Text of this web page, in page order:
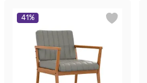
41%